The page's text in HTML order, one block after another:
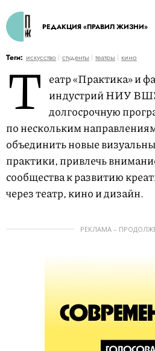
РЕДАКЦИЯ «ПРАВИЛ ЖИЗНИ»
Теги: искусство студенты театры кино
Т еатр «Практика» и
индустрий НИУ
долгосрочную
по нескольким
объединить новые
практики, привлечь
сообщества к развитию
через театр, кино и дизайн.
РЕКЛАМА –